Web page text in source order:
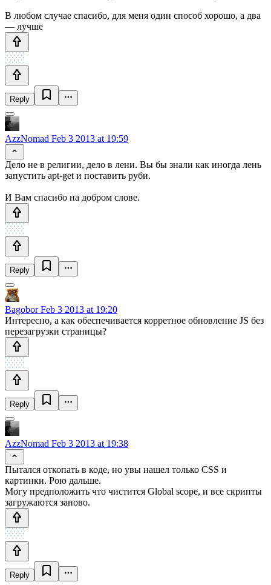
В любом случае спасибо, для меня один способ хорошо, а два
— лучше
Reply
AzzNomad Feb 3 2013 at 19:59
Дело не в религии, дело в лени. Вы бы знали как иногда лень
запустить apt-get и поставить руби.
И Вам спасибо на добром слове.
Reply
BagoborFeb 3 2013 at 19:20
Интересно, а как обеспечивается корретное обновление JS без
перезагрузки страницы?
Reply
AzzNomad Feb 3 2013 at 19:38
Пытался откопать в коде, но увы нашел только СSS и
картинки. Рою дальше.
Могу предположить что чистится Global scope, и все скрипты
загружаются заново.
Reply